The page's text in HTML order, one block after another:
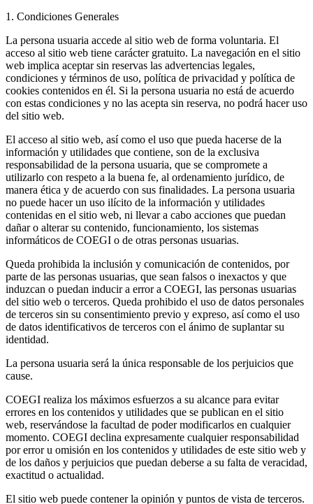
1. Condiciones Generales
La persona usuaria accede al sitio web de forma voluntaria. El
acceso al sitio web tiene carácter gratuito. La navegación en el sitio
web implica aceptar sin reservas las advertencias legales,
condiciones y términos de uso, política de privacidad y política de
cookies contenidos en él. Si la persona usuaria no está de acuerdo
con estas condiciones y no las acepta sin reserva, no podrá hacer uso
del sitio web.
El acceso al sitio web, así como el uso que pueda hacerse de la
información y utilidades que contiene, son de la exclusiva
responsabilidad de la persona usuaria, que se compromete a
utilizarlo con respeto a la buena fe, al ordenamiento jurídico, de
manera ética y de acuerdo con sus finalidades. La persona usuaria
no puede hacer un uso ilícito de la información y utilidades
contenidas en el sitio web, ni llevar a cabo acciones que puedan
dañar o alterar su contenido, funcionamiento, los sistemas
informáticos de COEGI o de otras personas usuarias.
Queda prohibida la inclusión y comunicación de contenidos, por
parte de las personas usuarias, que sean falsos o inexactos y que
induzcan o puedan inducir a error a COEGI, las personas usuarias
del sitio web o terceros. Queda prohibido el uso de datos personales
de terceros sin su consentimiento previo y expreso, así como el uso
de datos identificativos de terceros con el ánimo de suplantar su
identidad.
La persona usuaria será la única responsable de los perjuicios que
cause.
COEGI realiza los máximos esfuerzos a su alcance para evitar
errores en los contenidos y utilidades que se publican en el sitio
web, reservándose la facultad de poder modificarlos en cualquier
momento. COEGI declina expresamente cualquier responsabilidad
por error u omisión en los contenidos y utilidades de este sitio web y
de los daños y perjuicios que puedan deberse a su falta de veracidad,
exactitud o actualidad.
El sitio web puede contener la opinión y puntos de vista de terceros.